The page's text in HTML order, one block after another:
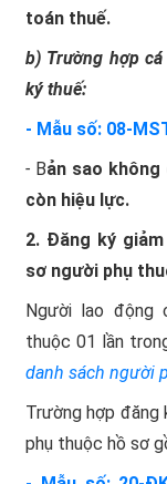
toán thuế.
b) Trường hợp
ký thuế:
- Mẫu số: 08-
- Bản sao không
còn hiệu lực.
2. Đăng ký
sơ người phụ
Người lao động
thuộc 01 lần
danh sách người
Trường hợp đăng
phụ thuộc hồ sơ